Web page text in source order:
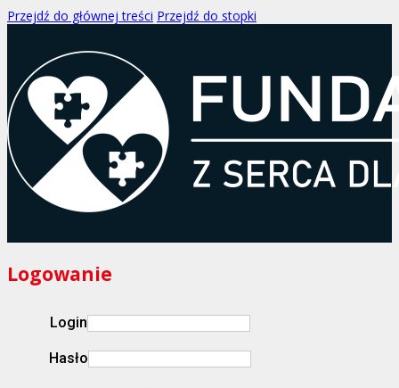
Przejdź do głównej treści Przejdź do stopki
Logowanie
Login
Hasło